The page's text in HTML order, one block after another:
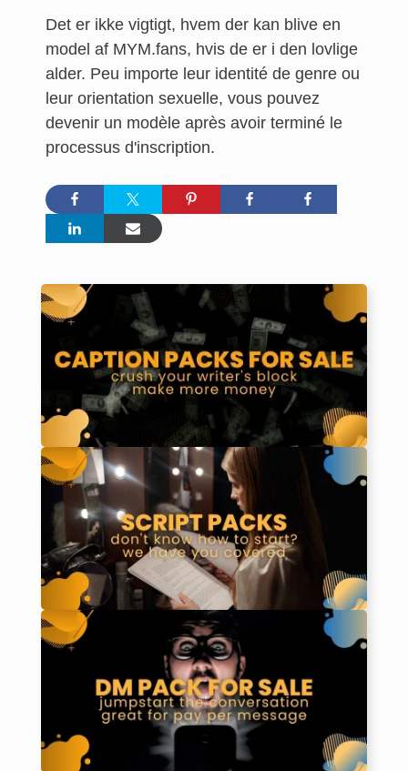
Det er ikke vigtigt, hvem der kan blive en
model af MYM.fans, hvis de er i den lovlige
alder. Peu importe leur identité de genre ou
leur orientation sexuelle, vous pouvez
devenir un modèle après avoir terminé le
processus d'inscription.